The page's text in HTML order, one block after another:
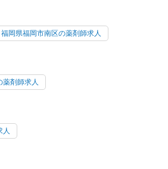
福岡県福岡市南区の薬剤師求人
薬剤師求人
人